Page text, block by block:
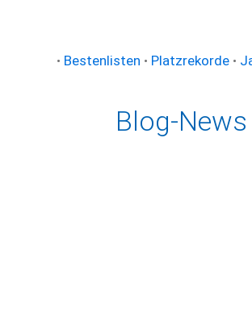
• Bestenlisten • Platzrekorde •
Blog-News